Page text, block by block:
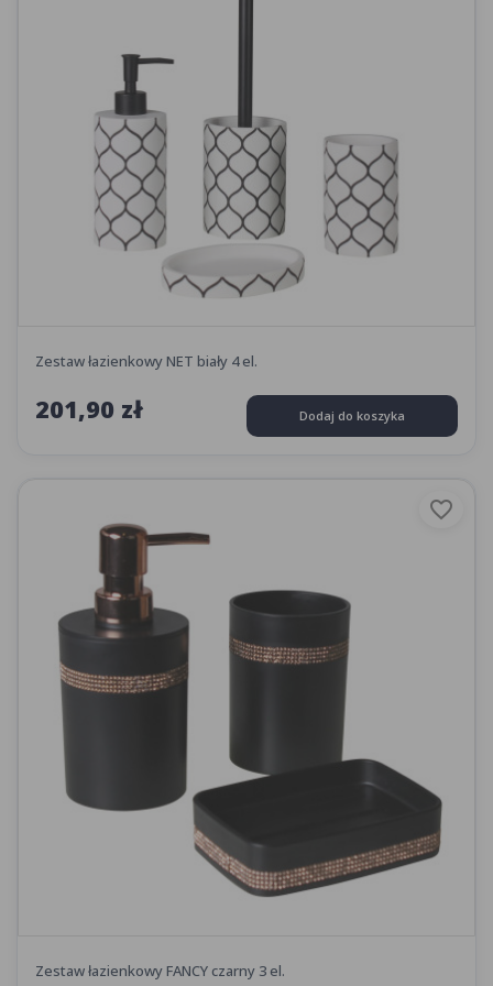
Zestaw łazienkowy NET biały 4 el.
201,90 zł Dodaj do koszyka
favorite_border
Zestaw łazienkowy FANCY czarny 3 el.